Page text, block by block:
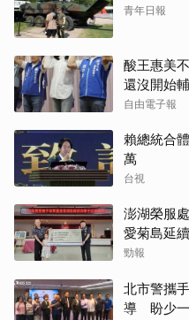
青年日報
酸王惠美
還沒開始
自由電子報
賴總統合
萬
台視
澎湖榮服
愛菊島延續
勁報
北市警攜
導 盼少